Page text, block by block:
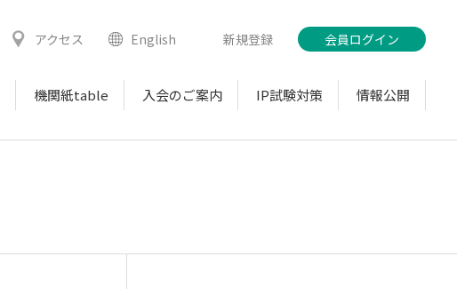
機関紙table 入会のご案内 IP試験対策 情報公開
アクセス English 新規登録 会員ログイン